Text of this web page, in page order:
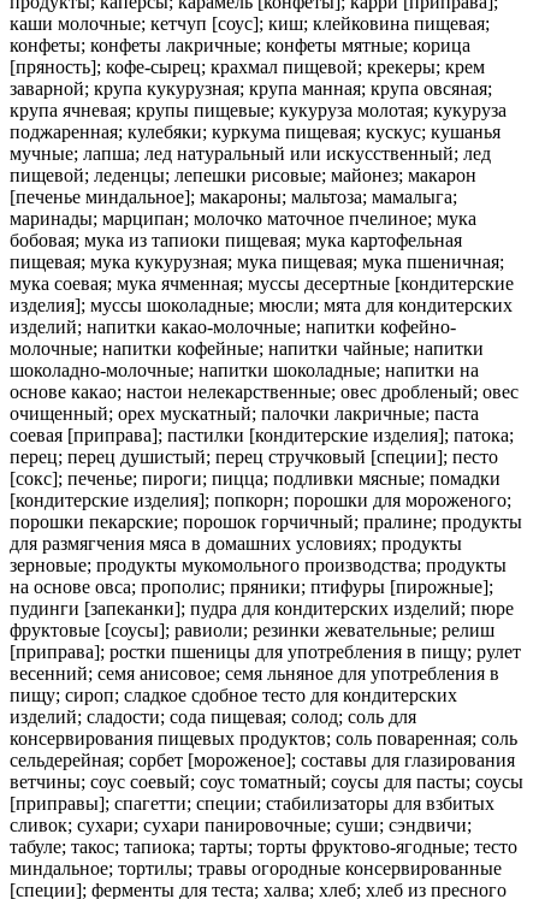
каши молочные; кетчуп [соус]; киш; клейковина пищевая;
конфеты; конфеты лакричные; конфеты мятные; корица
[пряность]; кофе-сырец; крахмал пищевой; крекеры; крем
заварной; крупа кукурузная; крупа манная; крупа овсяная;
крупа ячневая; крупы пищевые; кукуруза молотая; кукуруза
поджаренная; кулебяки; куркума пищевая; кускус; кушанья
мучные; лапша; лед натуральный или искусственный; лед
пищевой; леденцы; лепешки рисовые; майонез; макарон
[печенье миндальное]; макароны; мальтоза; мамалыга;
маринады; марципан; молочко маточное пчелиное; мука
бобовая; мука из тапиоки пищевая; мука картофельная
пищевая; мука кукурузная; мука пищевая; мука пшеничная;
мука соевая; мука ячменная; муссы десертные [кондитерские
изделия]; муссы шоколадные; мюсли; мята для кондитерских
изделий; напитки какао-молочные; напитки кофейно-
молочные; напитки кофейные; напитки чайные; напитки
шоколадно-молочные; напитки шоколадные; напитки на
основе какао; настои нелекарственные; овес дробленый; овес
очищенный; орех мускатный; палочки лакричные; паста
соевая [приправа]; пастилки [кондитерские изделия]; патока;
перец; перец душистый; перец стручковый [специи]; песто
[сокс]; печенье; пироги; пицца; подливки мясные; помадки
[кондитерские изделия]; попкорн; порошки для мороженого;
порошки пекарские; порошок горчичный; пралине; продукты
для размягчения мяса в домашних условиях; продукты
зерновые; продукты мукомольного производства; продукты
на основе овса; прополис; пряники; птифуры [пирожные];
пудинги [запеканки]; пудра для кондитерских изделий; пюре
фруктовые [соусы]; равиоли; резинки жевательные; релиш
[приправа]; ростки пшеницы для употребления в пищу; рулет
весенний; семя анисовое; семя льняное для употребления в
пищу; сироп; сладкое сдобное тесто для кондитерских
изделий; сладости; сода пищевая; солод; соль для
консервирования пищевых продуктов; соль поваренная; соль
сельдерейная; сорбет [мороженое]; составы для глазирования
ветчины; соус соевый; соус томатный; соусы для пасты; соусы
[приправы]; спагетти; специи; стабилизаторы для взбитых
сливок; сухари; сухари панировочные; суши; сэндвичи;
табуле; такос; тапиока; тарты; торты фруктово-ягодные; тесто
миндальное; тортилы; травы огородные консервированные
[специи]; ферменты для теста; халва; хлеб; хлеб из пресного